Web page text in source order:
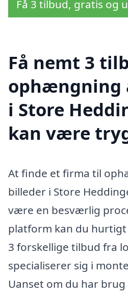
Få 3 tilbud, gratis og
Få nemt 3
ophængning
i Store
kan være
At finde et firma til
billeder i Store
være en besværlig
platform kan du
3 forskellige tilbud fra
specialiserer sig i
Uanset om du har